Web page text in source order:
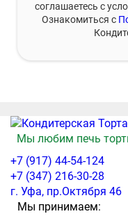
соглашаетесь с
Ознакомиться с
Мы любим печь
+7 (917) 44-54-124
+7 (347) 216-30-28
г. Уфа, пр.Октября 46
Мы принимаем: